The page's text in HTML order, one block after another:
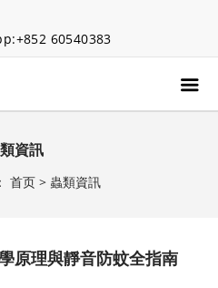
60540383
資訊
首页> 蟲類資訊
原理與靜音防蚊全指南